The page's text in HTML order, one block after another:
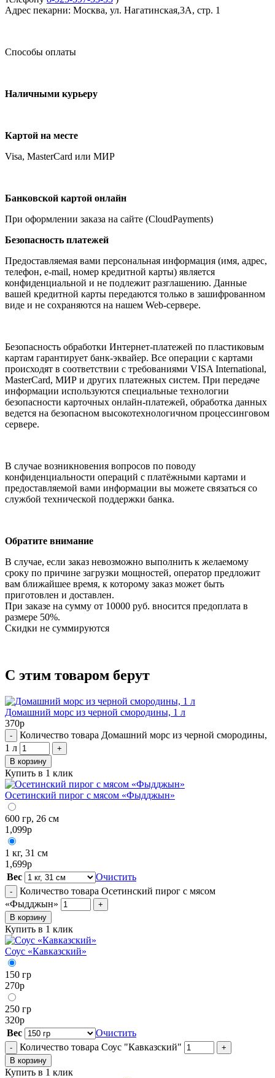
Адрес пекарни: Москва, ул. Нагатинская,3А, стр. 1
Способы оплаты
Наличными курьеру
Картой на месте
Visa, MasterCard или МИР
Банковской картой онлайн
При оформлении заказа на сайте (CloudPayments)
Безопасность платежей
Предоставляемая вами персональная информация (имя, адрес,
телефон, e-mail, номер кредитной карты) является
конфиденциальной и не подлежит разглашению. Данные
вашей кредитной карты передаются только в зашифрованном
виде и не сохраняются на нашем Web-сервере.
Безопасность обработки Интернет-платежей по пластиковым
картам гарантирует банк-эквайер. Все операции с картами
происходят в соответствии с требованиями VISA International,
MasterCard, МИР и других платежных систем. При передаче
информации используются специальные технологии
безопасности карточных онлайн-платежей, обработка данных
ведется на безопасном высокотехнологичном процессинговом
сервере.
В случае возникновения вопросов по поводу
конфиденциальности операций с платёжными картами и
предоставляемой вами информации вы можете связаться со
службой технической поддержки банка.
Обратите внимание
В случае, если заказ невозможно выполнить к желаемому
сроку по причине загрузки мощностей, оператор предложит
вам ближайшее время, к которому заказ может быть
приготовлен и доставлен.
При заказе на сумму от 10000 руб. вносится предоплата в
размере 50%.
Cкидки не суммируются
С этим товаром берут
Домашний морс из черной смородины, 1 л
370р
-
Количество товара Домашний морс из черной смородины,
1 л
+
В корзину
Купить в 1 клик
Осетинский пирог с мясом «Фыдджын»
600 гр, 26 см
1,099р
1 кг, 31 см
1,699р
Вес
Очистить
-
Количество товара Осетинский пирог с мясом
«Фыдджын»
+
В корзину
Купить в 1 клик
Соус «Кавказский»
150 гр
270р
250 гр
320р
Вес
Очистить
- Количество товара Соус "Кавказский"
+
В корзину
Купить в 1 клик